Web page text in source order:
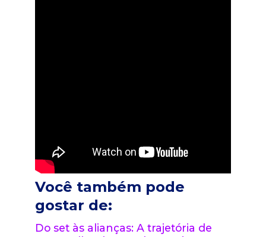
Você também pode
gostar de:
Do set às alianças: A trajetória de